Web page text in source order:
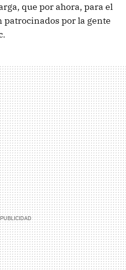
que por ahora, para el
patrocinados por la gente